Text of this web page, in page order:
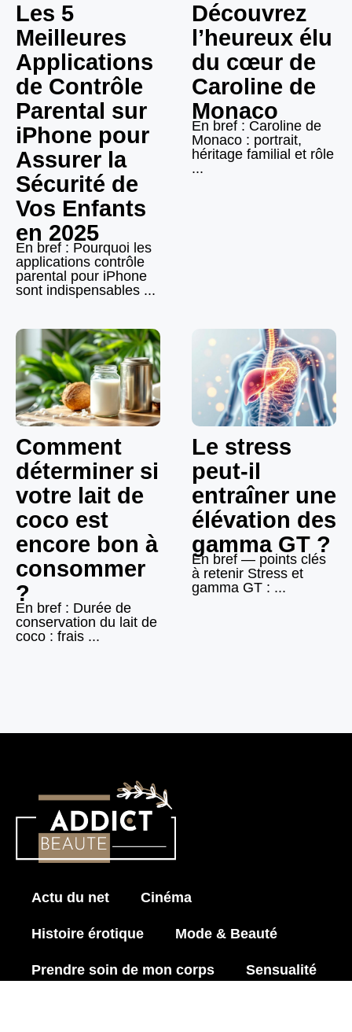
Les 5
Meilleures
Applications
de Contrôle
Parental sur
iPhone pour
Assurer la
Sécurité de
Vos Enfants
en 2025
En bref : Pourquoi les
applications contrôle
parental pour iPhone
sont indispensables ...
Découvrez
l’heureux élu
du cœur de
Caroline de
Monaco
En bref : Caroline de
Monaco : portrait,
héritage familial et rôle
...
Comment
déterminer si
votre lait de
coco est
encore bon à
consommer
?
En bref : Durée de
conservation du lait de
coco : frais ...
Le stress
peut-il
entraîner une
élévation des
gamma GT ?
En bref — points clés
à retenir Stress et
gamma GT : ...
Actu du net Cinéma
Histoire érotique Mode & Beauté
Prendre soin de mon corps Sensualité